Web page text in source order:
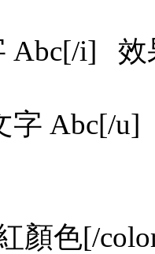
Abc[/i] 效
字 Abc[/
顏色[/